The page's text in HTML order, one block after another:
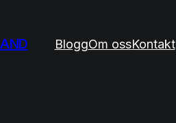
BloggOm ossKontakt